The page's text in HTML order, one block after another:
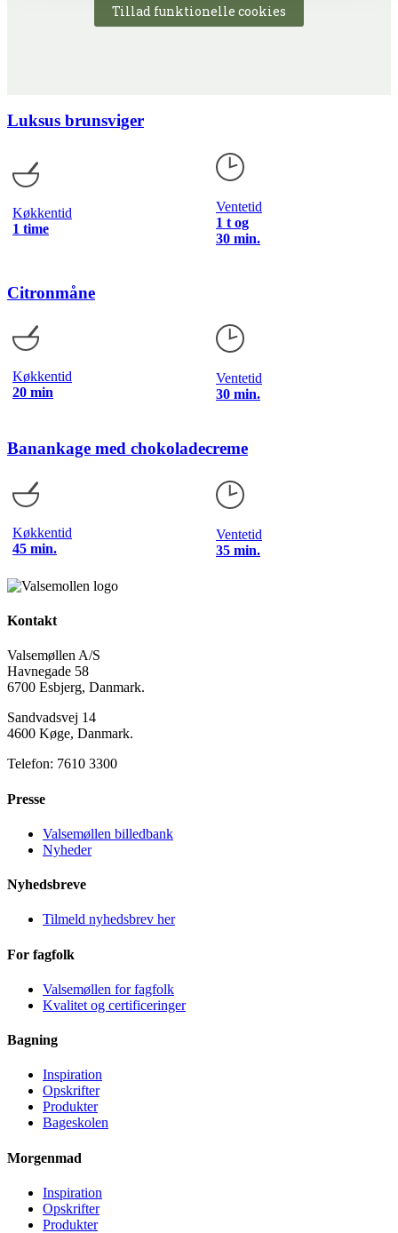
Tillad funktionelle cookies
Luksus brunsviger
Køkkentid
1 time
Ventetid
1 t og
30 min.
Citronmåne
Køkkentid
20 min
Ventetid
30 min.
Banankage med chokoladecreme
Køkkentid
45 min.
Ventetid
35 min.
Kontakt
Valsemøllen A/S
Havnegade 58
6700 Esbjerg, Danmark.
Sandvadsvej 14
4600 Køge, Danmark.
Telefon: 7610 3300
Presse
Valsemøllen billedbank
Nyheder
Nyhedsbreve
Tilmeld nyhedsbrev her
For fagfolk
Valsemøllen for fagfolk
Kvalitet og certificeringer
Bagning
Inspiration
Opskrifter
Produkter
Bageskolen
Morgenmad
Inspiration
Opskrifter
Produkter